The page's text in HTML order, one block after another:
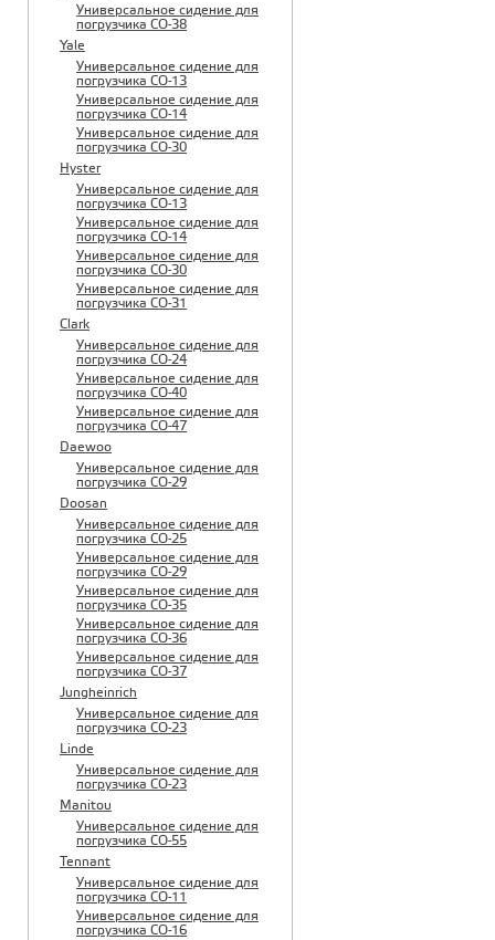
Универсальное сидение для
погрузчика CO-38
Yale
Универсальное сидение для
погрузчика CO-13
Универсальное сидение для
погрузчика CO-14
Универсальное сидение для
погрузчика CO-30
Hyster
Универсальное сидение для
погрузчика CO-13
Универсальное сидение для
погрузчика CO-14
Универсальное сидение для
погрузчика CO-30
Универсальное сидение для
погрузчика CO-31
Clark
Универсальное сидение для
погрузчика CO-24
Универсальное сидение для
погрузчика CO-40
Универсальное сидение для
погрузчика CO-47
Daewoo
Универсальное сидение для
погрузчика CO-29
Doosan
Универсальное сидение для
погрузчика CO-25
Универсальное сидение для
погрузчика CO-29
Универсальное сидение для
погрузчика CO-35
Универсальное сидение для
погрузчика CO-36
Универсальное сидение для
погрузчика CO-37
Jungheinrich
Универсальное сидение для
погрузчика CO-23
Linde
Универсальное сидение для
погрузчика CO-23
Manitou
Универсальное сидение для
погрузчика CO-55
Tennant
Универсальное сидение для
погрузчика CO-11
Универсальное сидение для
погрузчика CO-16